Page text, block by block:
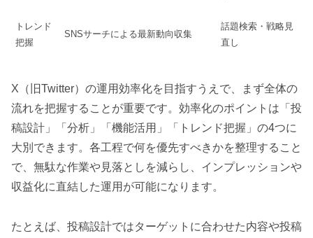
トレンド
把握
SNSサーチによる最新動向収集
話題検索・戦略見
直し
X（旧Twitter）の運用効率化を目指すうえで、まず全体の
流れを把握することが重要です。効率化のポイントは「投
稿設計」「分析」「機能活用」「トレンド把握」の4つに
大別できます。各工程で何を優先すべきかを整理すること
で、無駄な作業や見落としを減らし、インプレッションや
収益化に直結した運用が可能になります。
たとえば、投稿設計ではターゲットに合わせた内容や投稿